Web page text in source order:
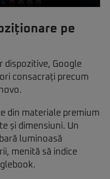
pe
dispozitive, Google
consacrați precum
din materiale premium
și dimensiuni. Un
luminoasă
menită să indice